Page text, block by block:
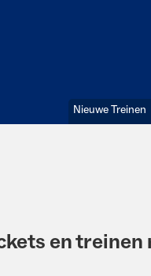
Nieuwe Treinen
en